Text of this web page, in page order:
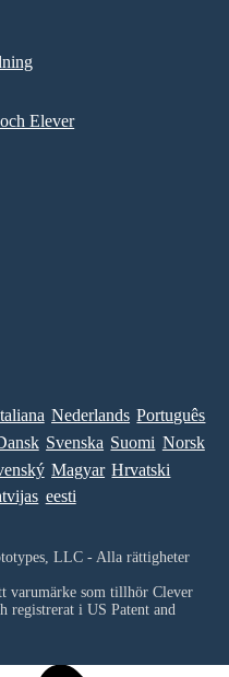
Elever
Nederlands Português
Svenska Suomi Norsk
Magyar Hrvatski
eesti
LLC - Alla rättigheter
varumärke som tillhör Clever
registrerat i US Patent and